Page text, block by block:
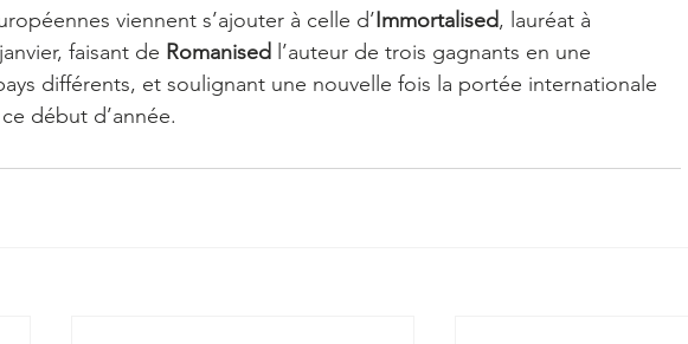
viennent s’ajouter à celle d’Immortalised, lauréat à
faisant de Romanised l’auteur de trois gagnants en une
différents, et soulignant une nouvelle fois la portée internationale
début d’année.